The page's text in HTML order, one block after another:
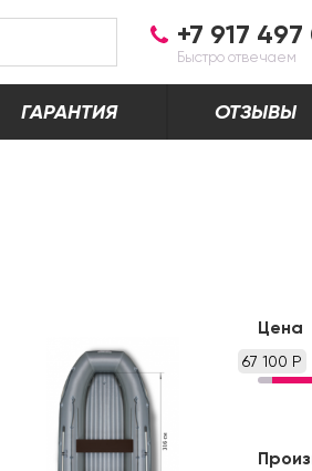
+7 917
Быстро отвечаем
ГАРАНТИЯ ОТЗЫВЫ
Цена
67 100 Р